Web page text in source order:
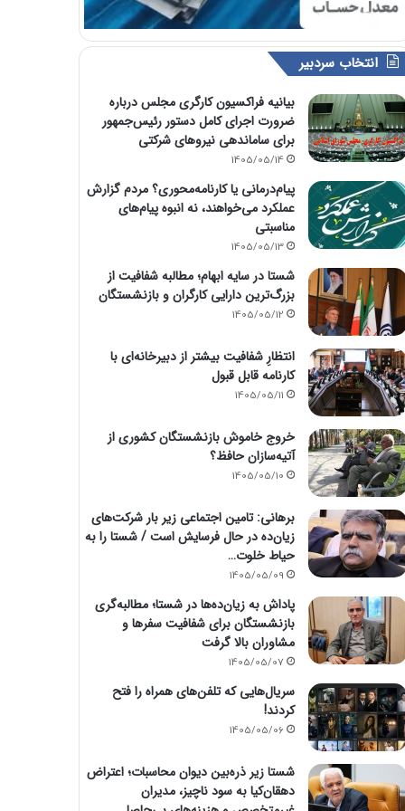
انتخاب سردبیر
بیانیه فراکسیون کارگری مجلس درباره
ضرورت اجرای کامل دستور رئیس‌جمهور
برای ساماندهی نیروهای شرکتی
1405/05/14
پیام‌درمانی یا کارنامه‌محوری؟ مردم گزارش
عملکرد می‌خواهند، نه انبوه پیام‌های
مناسبتی
1405/05/13
شستا در سایه ابهام؛ مطالبه شفافیت از
بزرگ‌ترین دارایی کارگران و بازنشستگان
1405/05/12
انتظارِ شفافیت بیشتر از دبیرخانه‌ای با
کارنامه قابل قبول
1405/05/11
خروج خاموش بازنشستگان کشوری از
آتیه‌سازان حافظ؟
1405/05/10
برهانی: تامین اجتماعی زیر بار شرکت‌های
زیان‌ده در حال فرسایش است / شستا را به
حیاط خلوت…
1405/05/09
پاداش به زیان‌ده‌ها در شستا؛ مطالبه‌گری
بازنشستگان برای شفافیت سفرها و
مشاوران بالا گرفت
1405/05/07
سریال‌هایی که تلفن‌های همراه را فتح
کردند!
1405/05/06
شستا زیر ذره‌بین دیوان محاسبات؛ اعتراض
دهقان‌کیا به سود ناچیز، مدیران